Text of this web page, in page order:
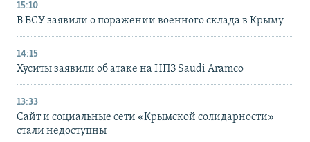
15:10
В ВСУ заявили о поражении военного склада в Крыму
14:15
Хуситы заявили об атаке на НПЗ Saudi Aramco
13:33
Сайт и социальные сети «Крымской солидарности»
стали недоступны